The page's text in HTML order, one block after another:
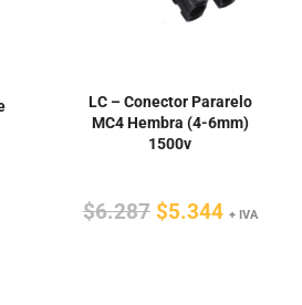
LC – Conector Pararelo
MC4 Hembra (4-6mm)
1500v
$6.287 El
$5.344El+ IVA